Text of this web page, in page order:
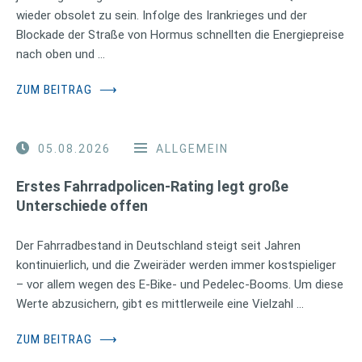
wieder obsolet zu sein. Infolge des Irankrieges und der
Blockade der Straße von Hormus schnellten die Energiepreise
nach oben und …
ZUM BEITRAG ⟶
05.08.2026 ALLGEMEIN
Erstes Fahrradpolicen-Rating legt große
Unterschiede offen
Der Fahrradbestand in Deutschland steigt seit Jahren
kontinuierlich, und die Zweiräder werden immer kostspieliger
– vor allem wegen des E-Bike- und Pedelec-Booms. Um diese
Werte abzusichern, gibt es mittlerweile eine Vielzahl …
ZUM BEITRAG ⟶